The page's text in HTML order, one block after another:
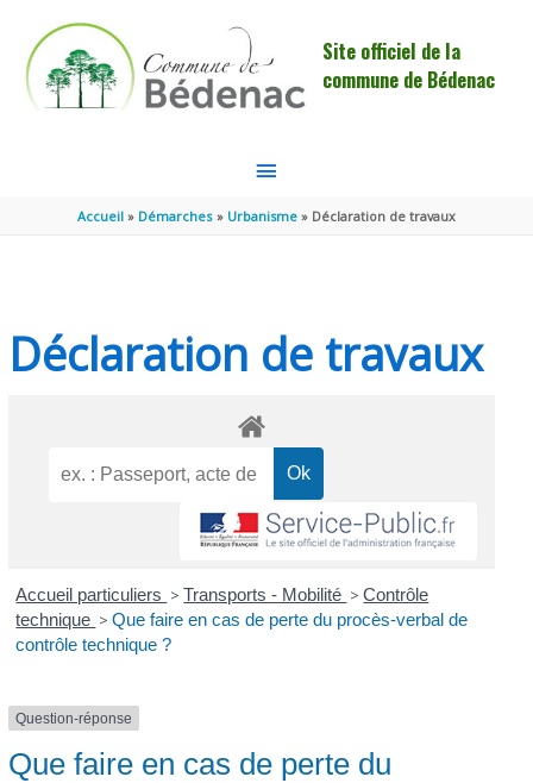
Site officiel de la
commune de Bédenac
MENU
PRINCIPAL
Accueil Démarches Urbanisme Déclaration de travaux
Déclaration de travaux
Accueil particuliers > Transports - Mobilité > Contrôle
technique > Que faire en cas de perte du procès-verbal de
contrôle technique ?
Question-réponse
Que faire en cas de perte du